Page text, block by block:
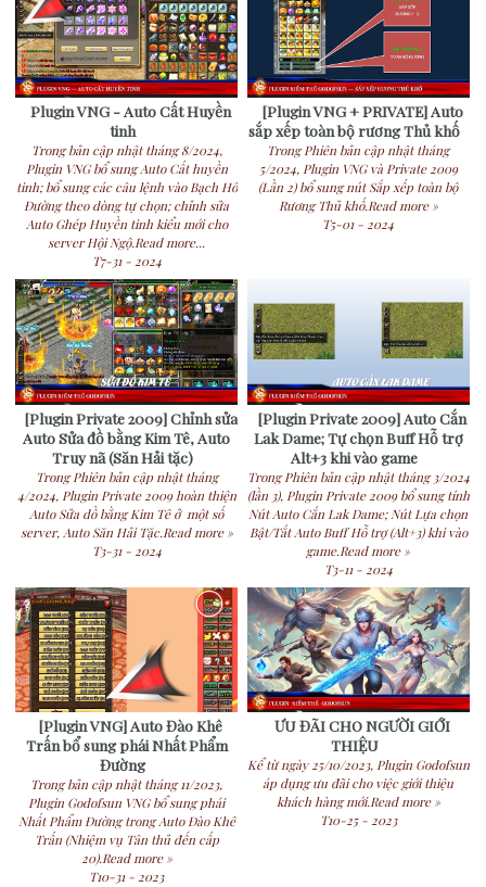
Plugin VNG - Auto Cất Huyền
tinh
Trong bản cập nhật tháng 8/2024,
Plugin VNG bổ sung Auto Cất huyền
tinh; bổ sung các câu lệnh vào Bạch Hổ
Đường theo dòng tự chọn; chỉnh sửa
Auto Ghép Huyền tinh kiểu mới cho
server Hội Ngộ.Read more...
T7-31 - 2024
[Plugin VNG + PRIVATE] Auto
sắp xếp toàn bộ rương Thủ khố
Trong Phiên bản cập nhật tháng
5/2024, Plugin VNG và Private 2009
(Lần 2) bổ sung nút Sắp xếp toàn bộ
Rương Thủ khố.Read more »
T5-01 - 2024
[Plugin Private 2009] Chỉnh sửa
Auto Sửa đồ bằng Kim Tê, Auto
Truy nã (Săn Hải tặc)
Trong Phiên bản cập nhật tháng
4/2024, Plugin Private 2009 hoàn thiện
Auto Sửa dồ bằng Kim Tê ở một số
server, Auto Săn Hải Tặc.Read more »
T3-31 - 2024
[Plugin Private 2009] Auto Cắn
Lak Dame; Tự chọn Buff Hỗ trợ
Alt+3 khi vào game
Trong Phiên bản cập nhật tháng 3/2024
(lần 3), Plugin Private 2009 bổ sung tính
Nút Auto Cắn Lak Dame; Nút Lựa chọn
Bật/Tắt Auto Buff Hỗ trợ (Alt+3) khi vào
game.Read more »
T3-11 - 2024
[Plugin VNG] Auto Đào Khê
Trấn bổ sung phái Nhất Phẩm
Đường
Trong bản cập nhật tháng 11/2023,
Plugin Godofsun VNG bổ sung phái
Nhất Phẩm Đường trong Auto Đào Khê
Trấn (Nhiệm vụ Tân thủ đến cấp
20).Read more »
T10-31 - 2023
ƯU ĐÃI CHO NGƯỜI GIỚI
THIỆU
Kể từ ngày 25/10/2023, Plugin Godofsun
áp dụng ưu đãi cho việc giới thiệu
khách hàng mới.Read more »
T10-25 - 2023